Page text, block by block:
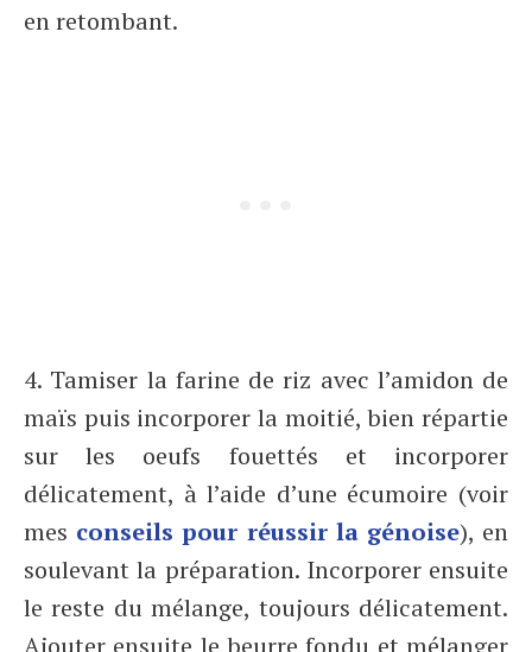
en retombant.
4. Tamiser la farine de riz avec l’amidon de
maïs puis incorporer la moitié, bien répartie
sur les oeufs fouettés et incorporer
délicatement, à l’aide d’une écumoire (voir
mes conseils pour réussir la génoise), en
soulevant la préparation. Incorporer ensuite
le reste du mélange, toujours délicatement.
Ajouter ensuite le beurre fondu et mélanger